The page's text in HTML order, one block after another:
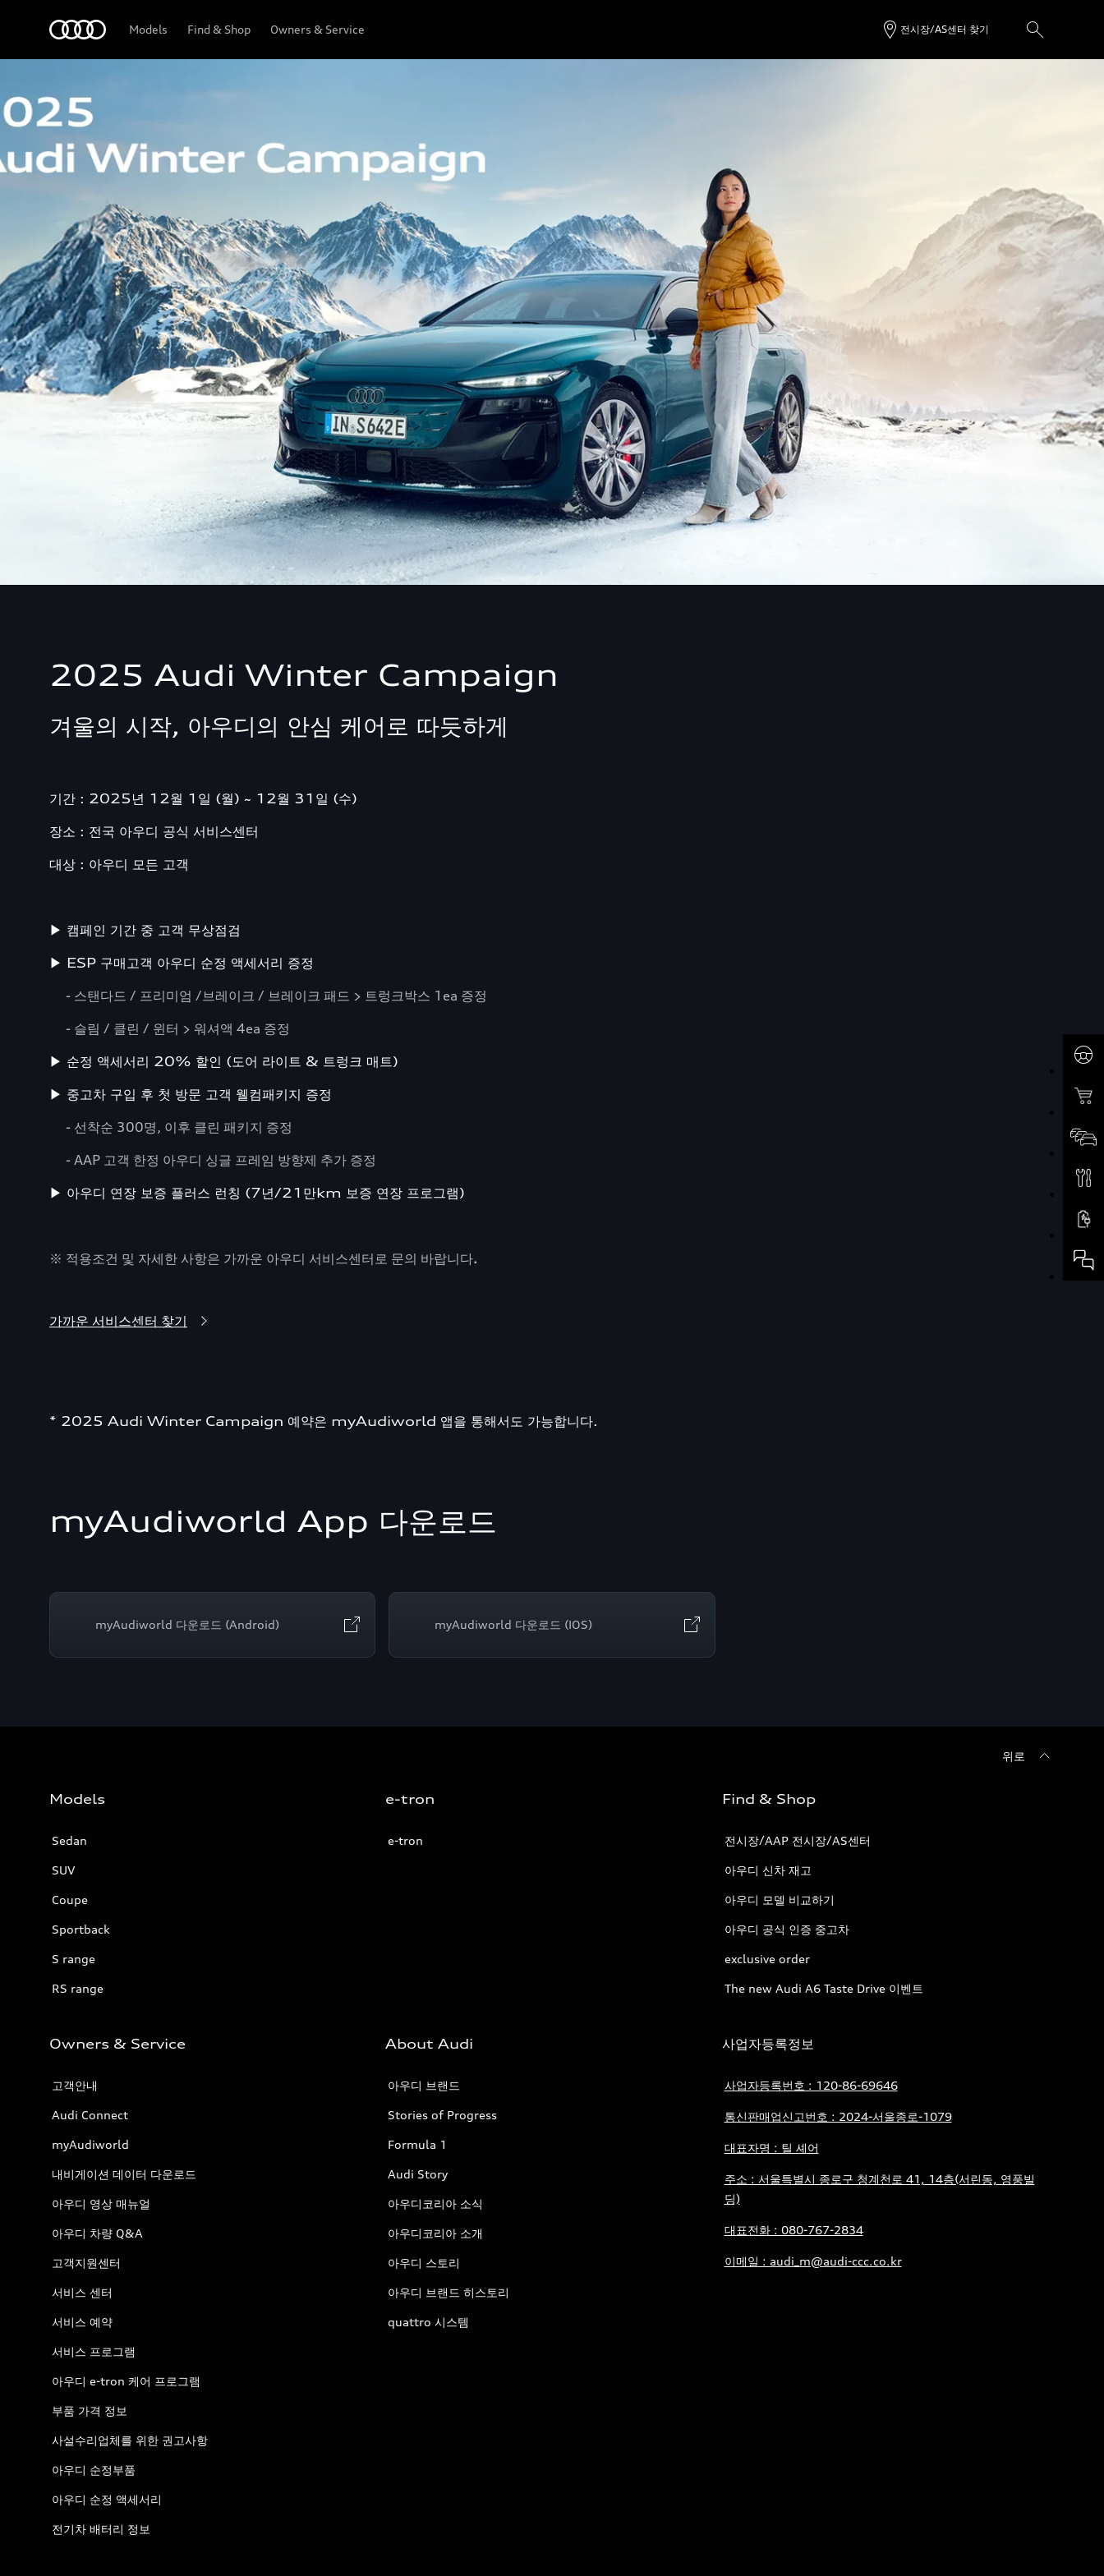
Models Find & Shop Owners & Service 전시장/AS센터 찾기
2025 Audi Winter Campaign
겨울의 시작, 아우디의 안심 케어로 따듯하게
기간 : 2025년 12월 1일 (월) ~ 12월 31일 (수)
장소 : 전국 아우디 공식 서비스센터
대상 : 아우디 모든 고객
▶ 캠페인 기간 중 고객 무상점검
▶ ESP 구매고객 아우디 순정 액세서리 증정
- 스탠다드 / 프리미엄 /브레이크 / 브레이크 패드 > 트렁크박스 1ea 증정
- 슬림 / 클린 / 윈터 > 워셔액 4ea 증정
▶ 순정 액세서리 20% 할인 (도어 라이트 & 트렁크 매트)
▶ 중고차 구입 후 첫 방문 고객 웰컴패키지 증정
- 선착순 300명, 이후 클린 패키지 증정
- AAP 고객 한정 아우디 싱글 프레임 방향제 추가 증정
▶ 아우디 연장 보증 플러스 런칭 (7년/21만km 보증 연장 프로그램)
※ 적용조건 및 자세한 사항은 가까운 아우디 서비스센터로 문의 바랍니다.
가까운 서비스센터 찾기
* 2025 Audi Winter Campaign 예약은 myAudiworld 앱을 통해서도 가능합니다.
myAudiworld App 다운로드
myAudiworld 다운로드 (Android) myAudiworld 다운로드 (IOS)
위로
Models
Sedan
SUV
Coupe
Sportback
S range
RS range
e-tron
e-tron
Find & Shop
전시장/AAP 전시장/AS센터
아우디 신차 재고
아우디 모델 비교하기
아우디 공식 인증 중고차
exclusive order
The new Audi A6 Taste Drive 이벤트
Owners & Service
고객안내
Audi Connect
myAudiworld
내비게이션 데이터 다운로드
아우디 영상 매뉴얼
아우디 차량 Q&A
고객지원센터
서비스 센터
서비스 예약
서비스 프로그램
아우디 e-tron 케어 프로그램
부품 가격 정보
사설수리업체를 위한 권고사항
아우디 순정부품
아우디 순정 액세서리
전기차 배터리 정보
About Audi
아우디 브랜드
Stories of Progress
Formula 1
Audi Story
아우디코리아 소식
아우디코리아 소개
아우디 스토리
아우디 브랜드 히스토리
quattro 시스템
사업자등록정보
사업자등록번호 : 120-86-69646
통신판매업신고번호 : 2024-서울종로-1079
대표자명 : 틸 셰어
주소 : 서울특별시 종로구 청계천로 41, 14층(서린동, 영풍빌
딩)
대표전화 : 080-767-2834
이메일 : audi_m@audi-ccc.co.kr